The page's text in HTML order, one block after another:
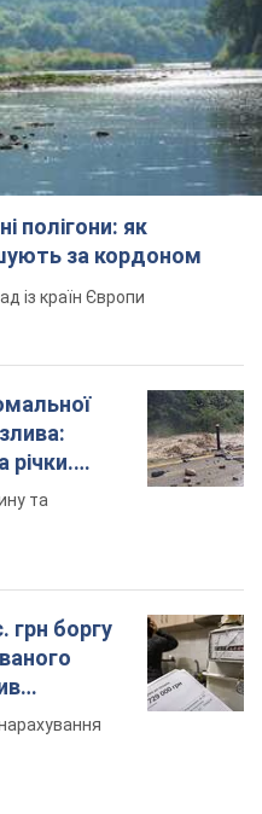
полігони: як
за кордоном
із країн Європи
річки.
та
грн боргу